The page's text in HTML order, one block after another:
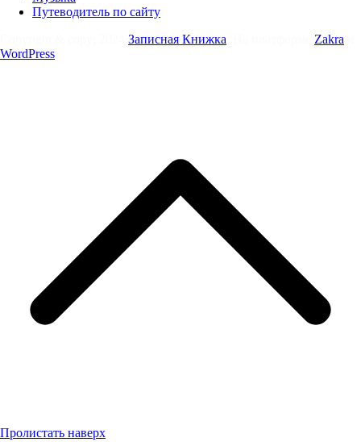
Путеводитель по сайту
Записная Книжка Zakra
WordPress
Пролистать наверх